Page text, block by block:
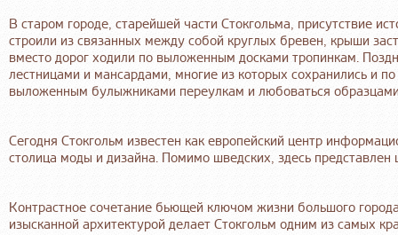
В старом городе, старейшей части Стокгольма, присутствие
строили из связанных между собой круглых бревен, крыши
вместо дорог ходили по выложенным досками тропинкам.
лестницами и мансардами, многие из которых сохранились и
выложенным булыжниками переулкам и любоваться
Сегодня Стокгольм известен как европейский центр
столица моды и дизайна. Помимо шведских, здесь
Контрастное сочетание бьющей ключом жизни большого
изысканной архитектурой делает Стокгольм одним из самых